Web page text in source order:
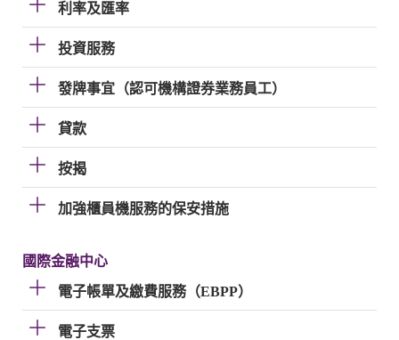
利率及匯率
投資服務
發牌事宜（認可機構證券業務員工）
貸款
按揭
加強櫃員機服務的保安措施
國際金融中心
電子帳單及繳費服務（EBPP）
電子支票